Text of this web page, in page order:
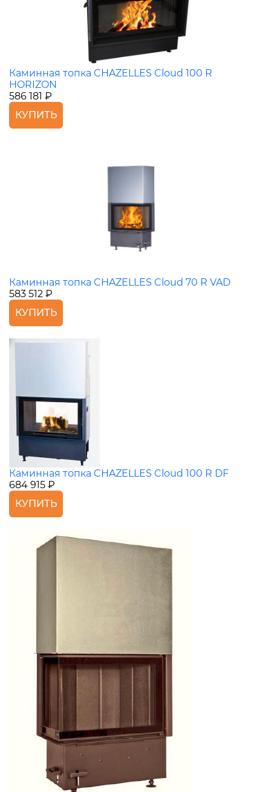
Каминная топка CHAZELLES Cloud 100 R
HORIZON
586 181 ₽
КУПИТЬ
Каминная топка CHAZELLES Cloud 70 R VAD
583 512 ₽
КУПИТЬ
Каминная топка CHAZELLES Cloud 100 R DF
684 915 ₽
КУПИТЬ